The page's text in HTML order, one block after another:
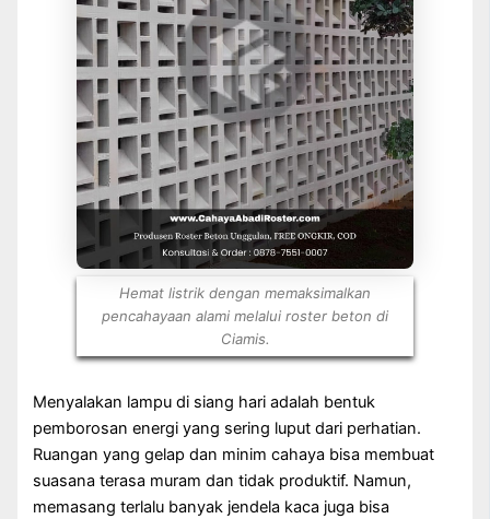
Hemat listrik dengan memaksimalkan
pencahayaan alami melalui roster beton di
Ciamis.
Menyalakan lampu di siang hari adalah bentuk
pemborosan energi yang sering luput dari perhatian.
Ruangan yang gelap dan minim cahaya bisa membuat
suasana terasa muram dan tidak produktif. Namun,
memasang terlalu banyak jendela kaca juga bisa